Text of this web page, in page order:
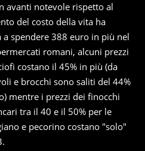
avanti notevole rispetto al
del costo della vita ha
spendere 388 euro in più nel
romani, alcuni prezzi
costano il 45% in più (da
e brocchi sono saliti del 44%
mentre i prezzi dei finocchi
tra il 40 e il 50% per le
e pecorino costano "solo"